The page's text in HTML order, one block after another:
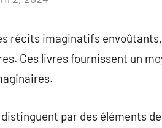
récits imaginatifs
Ces livres fournissent un
par des éléments